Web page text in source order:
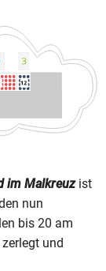
im Malkreuzist
nun
bis 20 am
und